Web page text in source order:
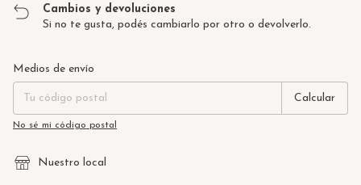
Cambios y devoluciones
Si no te gusta, podés cambiarlo por otro o devolverlo.
Entregas para el CP:
Medios de envío
Calcular
No sé mi código postal
Nuestro local